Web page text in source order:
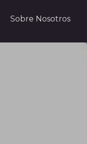
Sobre Nosotros